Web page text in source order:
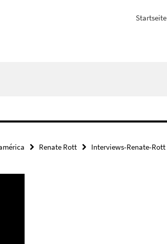
Startseite
Renate Rott Interviews-Renate-Rott